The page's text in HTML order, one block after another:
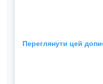
Переглянути цей